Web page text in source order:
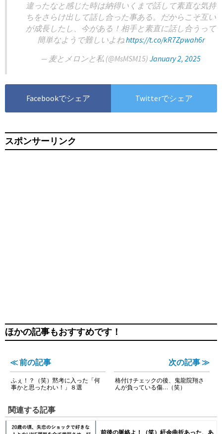
違ったなと感じた時は納得いくまで話して素直な気持
ちをさらけ出して話し合った事ある。だからこそ互い
が成長したし、今がある！相手と素直に話し合うって
簡単なようで難しいよねhttps://t.co/kR7Zpwah6r
— 麦とメロンと私 (@MsMSM15) January 2, 2025
Facebookでシェア Twitterでシェア
スポンサーリンク
ほかの記事もおすすめです！
≪ 前の記事
ふぇ！？（笑）黙考に入った「何
事かと思ったわい！」８選
次の記事 ≫
格付けチェックの後、鬼龍院翔さ
んが負っている傷…（笑）
関連する記事
前後の脈絡よ！（笑）紆余曲折あった、あ